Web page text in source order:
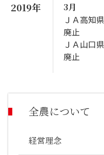
2019年 3月
ＪＡ高知
廃止
ＪＡ山口
廃止
全農について
経営理念